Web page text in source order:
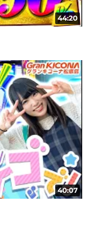
44:20
40:07